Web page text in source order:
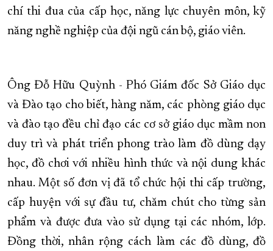
chí thi đua của cấp học, năng lực chuyên môn, kỹ
năng nghề nghiệp của đội ngũ cán bộ, giáo viên.
Ông Đỗ Hữu Quỳnh - Phó Giám đốc Sở Giáo dục
và Đào tạo cho biết, hàng năm, các phòng giáo dục
và đào tạo đều chỉ đạo các cơ sở giáo dục mầm non
duy trì và phát triển phong trào làm đồ dùng dạy
học, đồ chơi với nhiều hình thức và nội dung khác
nhau. Một số đơn vị đã tổ chức hội thi cấp trường,
cấp huyện với sự đầu tư, chăm chút cho từng sản
phẩm và được đưa vào sử dụng tại các nhóm, lớp.
Đồng thời, nhân rộng cách làm các đồ dùng, đồ